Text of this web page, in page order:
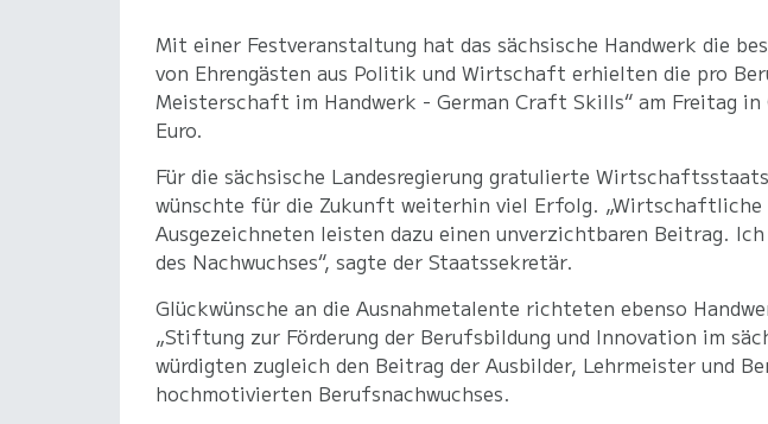
Mit einer Festveranstaltung hat das sächsische Handwerk die
von Ehrengästen aus Politik und Wirtschaft erhielten die pro
Meisterschaft im Handwerk - German Craft Skills“ am Freitag
Euro.
Für die sächsische Landesregierung gratulierte
wünschte für die Zukunft weiterhin viel Erfolg.
Ausgezeichneten leisten dazu einen unverzichtbaren Beitrag.
des Nachwuchses“, sagte der Staatssekretär.
Glückwünsche an die Ausnahmetalente richteten ebenso
„Stiftung zur Förderung der Berufsbildung und Innovation im
würdigten zugleich den Beitrag der Ausbilder, Lehrmeister und
hochmotivierten Berufsnachwuchses.